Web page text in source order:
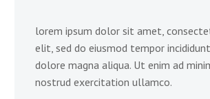
lorem ipsum dolor sit amet,
elit, sed do eiusmod tempor
dolore magna aliqua. Ut enim ad
nostrud exercitation ullamco.